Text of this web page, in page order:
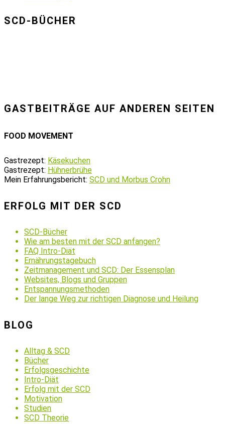
SCD-BÜCHER
GASTBEITRÄGE AUF ANDEREN SEITEN
FOOD MOVEMENT
Gastrezept: Käsekuchen
Gastrezept: Hühnerbrühe
Mein Erfahrungsbericht: SCD und Morbus Crohn
ERFOLG MIT DER SCD
SCD-Bücher
Wie am besten mit der SCD anfangen?
FAQ Intro-Diät
Ernährungstagebuch
Zeitmanagement und SCD: Der Essensplan
Websites, Blogs und Gruppen
Entspannungsmethoden
Der lange Weg zur richtigen Diagnose und Heilung
BLOG
Alltag & SCD
Bücher
Erfolgsgeschichte
Intro-Diät
Erfolg mit der SCD
Motivation
Studien
SCD Theorie